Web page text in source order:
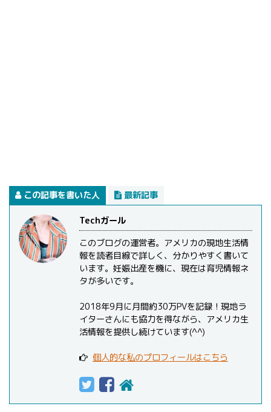
この記事を書いた人 最新記事
Techガール
このブログの運営者。アメリカの現地生活情
報を読者目線で詳しく、分かりやすく書いて
います。妊娠出産を機に、現在は育児情報ネ
タが多いです。
2018年9月に月間約30万PVを記録！現地ラ
イターさんにも協力を得ながら、アメリカ生
活情報を提供し続けています(^^)
個人的な私のプロフィールはこちら